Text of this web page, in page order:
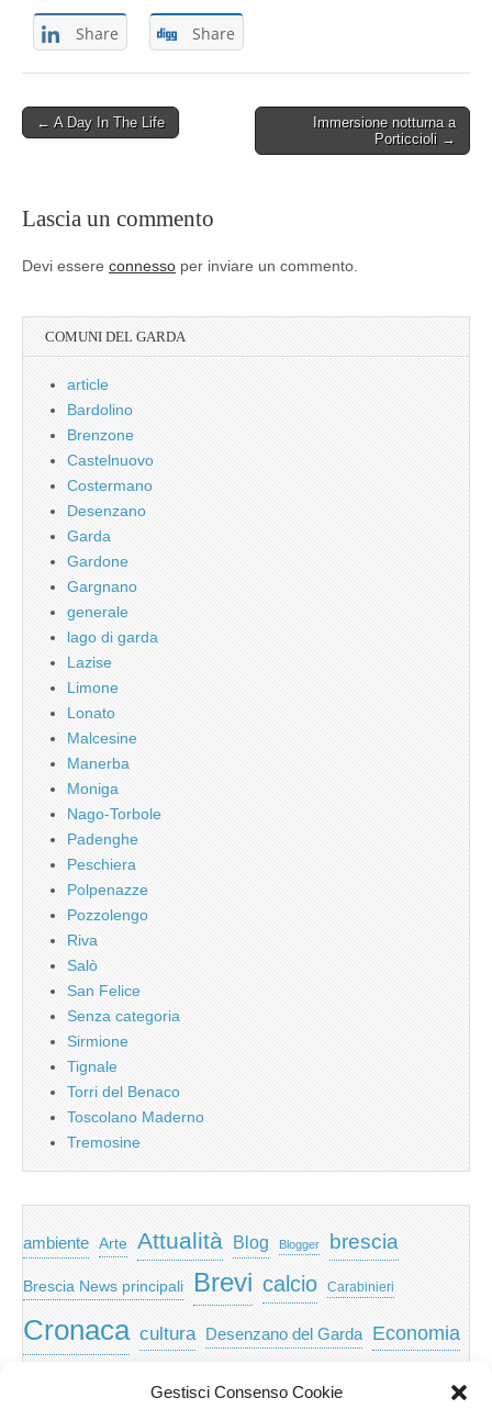
Gestisci Consenso Cookie
Share Share
Post← A Day In The Life
Immersione notturna a
Porticcioli →
Lascia un commento
Devi essere connesso per inviare un commento.
COMUNI DEL GARDA
article
Bardolino
Brenzone
Castelnuovo
Costermano
Desenzano
Garda
Gardone
Gargnano
generale
lago di garda
Lazise
Limone
Lonato
Malcesine
Manerba
Moniga
Nago-Torbole
Padenghe
Peschiera
Polpenazze
Pozzolengo
Riva
Salò
San Felice
Senza categoria
Sirmione
Tignale
Torri del Benaco
Toscolano Maderno
Tremosine
ambiente Arte Attualità Blog Blogger brescia
Brescia News principali Brevi calcio Carabinieri
Cronaca cultura Desenzano del Garda Economia